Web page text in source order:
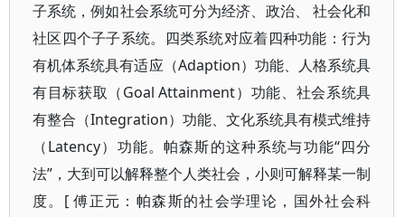
子系统，例如社会系统可分为经济、政治、 社会化和
社区四个子子系统。四类系统对应着四种功能：行为
有机体系统具有适应（Adaption）功能、人格系统具
有目标获取（Goal Attainment）功能、社会系统具
有整合（Integration）功能、文化系统具有模式维持
（Latency）功能。帕森斯的这种系统与功能“四分
法”，大到可以解释整个人类社会，小则可解释某一制
度。[ 傅正元：帕森斯的社会学理论，国外社会科